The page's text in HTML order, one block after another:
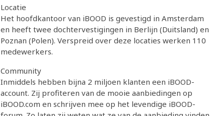
Locatie
Het hoofdkantoor van iBOOD is gevestigd in Amsterdam
en heeft twee dochtervestigingen in Berlijn (Duitsland) en
Poznan (Polen). Verspreid over deze locaties werken 110
medewerkers.
Community
Inmiddels hebben bijna 2 miljoen klanten een iBOOD-
account. Zij profiteren van de mooie aanbiedingen op
iBOOD.com en schrijven mee op het levendige iBOOD-